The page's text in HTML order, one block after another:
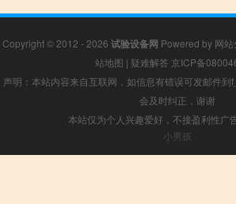
Copyright © 2012 - 2026 试验设备网 Powered by 网
站地图 | 疑难解答 京ICP备
声明：本站内容来自互联网，如信息有错误可发邮件
会及时纠正，谢谢
本站仅为个人兴趣爱好，不接盈利性广
小男孩